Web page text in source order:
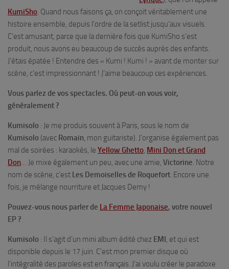
KumiSho. Quand nous faisons ça, on conçoit véritablement une
histoire ensemble, depuis l’ordre de la setlist jusqu’aux visuels.
C’est amusant, parce que la dernière fois que KumiSho s’est
produit, nous avons eu beaucoup de succès auprès des enfants.
J’étais épatée ! Entendre des « Kumi ! Kumi ! » avant de monter sur
scène, c’est impressionnant ! J’aime beaucoup ces expériences.
Vous parlez de vos spectacles. Où peut-on vous voir,
généralement ?
Kumisolo : Je me produis souvent à Paris, sous le nom de
Kumisolo (avec Romain, mon guitariste). J’organise également pas
mal de soirées : karaokés, le Yellow Ghetto, Mini Don et Grand
Don… Je mixe également un peu, avec une amie, Victorine. Notre
nom de scène, c’est Les Demoiselles de Roquefort. Encore une
fois, je mélange nourriture et Jacques Demy !
Pouvez-vous nous parler de La Femme Japonaise, votre nouvel
EP ?
Kumisolo : Il s’agit d’un mini album édité chez EMI, et qui est
disponible depuis le 17 juin. C’est mon premier disque où
l’intégralité des paroles est en français. J’ai voulu créer le paradoxe